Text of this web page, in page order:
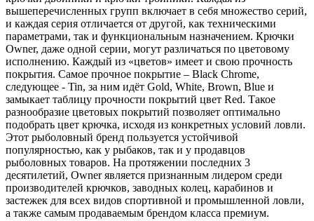
вышеперечисленных групп включает в себя множество серий,
и каждая серия отличается от другой, как техническими
параметрами, так и функциональным назначением. Крючки
Owner, даже одной серии, могут различаться по цветовому
исполнению. Каждый из «цветов» имеет и свою прочность
покрытия. Самое прочное покрытие – Black Chrome,
следующее - Tin, за ним идёт Gold, White, Brown, Blue и
замыкает таблицу прочности покрытий цвет Red. Такое
разнообразие цветовых покрытий позволяет оптимально
подобрать цвет крючка, исходя из конкретных условий ловли.
Этот рыболовный бренд пользуется устойчивой
популярностью, как у рыбаков, так и у продавцов
рыболовных товаров. На протяжении последних 3
десятилетий, Owner является признанным лидером среди
производителей крючков, заводных колец, карабинов и
застежек для всех видов спортивной и промышленной ловли,
а также самым продаваемым брендом класса премиум.